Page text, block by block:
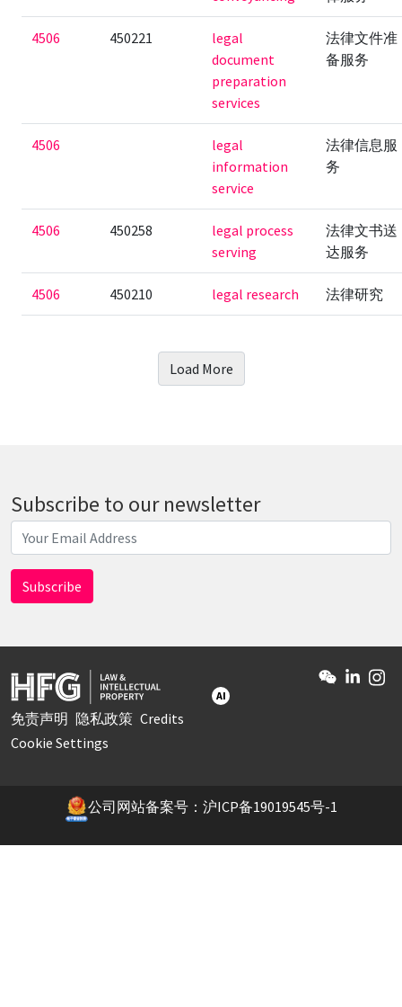
4506 450221
legal
document
preparation
services
法律文件准
备服务
4506
legal
information
service
法律信息服
务
4506 450258
legal process
serving
法律文书送
达服务
4506 450210 legal research 法律研究
Load More
Subscribe to our newsletter
免责声明 隐私政策 Credits
Cookie Settings
AI
公司网站备案号：沪ICP备19019545号-1